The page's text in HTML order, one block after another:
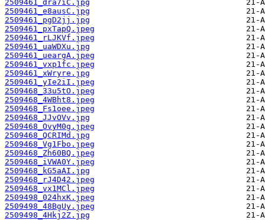
2509461_dra7iC.jpg
2509461_e8ausC.jpg
2509461_pgD2jj.jpg
2509461_pxTapQ.jpeg
2509461_rLJKVf.jpeg
2509461_uaWDXu.jpg
2509461_ueargA.jpeg
2509461_vxp1fc.jpeg
2509461_xWryre.jpg
2509461_yIe2iI.jpeg
2509468_33u5tO.jpeg
2509468_4WBht8.jpeg
2509468_Fs1oee.jpeg
2509468_JJvOVv.jpg
2509468_OvyM0g.jpeg
2509468_QCRIMd.jpg
2509468_Vg1Fbo.jpeg
2509468_Zh60BQ.jpeg
2509468_iVWA0Y.jpeg
2509468_kG5aAI.jpg
2509468_rJ4D42.jpeg
2509468_vx1MCl.jpeg
2509498_024hxK.jpeg
2509498_48BgUy.jpeg
2509498_4Hkj2Z.jpg